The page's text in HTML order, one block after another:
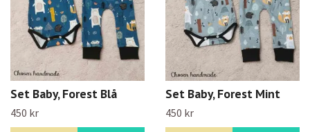
Set Baby, Forest Blå
450 kr
Set Baby, Forest Mint
450 kr